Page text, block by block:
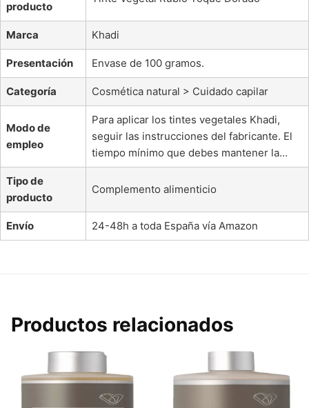
producto
Marca Khadi
Presentación Envase de 100 gramos.
Categoría Cosmética natural > Cuidado capilar
Modo de
empleo
Para aplicar los tintes vegetales Khadi,
seguir las instrucciones del fabricante. El
tiempo mínimo que debes mantener la…
Tipo de
producto
Complemento alimenticio
Envío 24-48h a toda España vía Amazon
Productos relacionados